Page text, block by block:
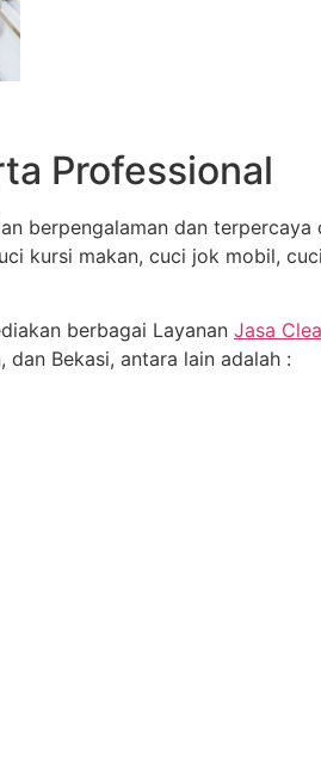
Professional
berpengalaman dan
kursi makan, cuci jok mobil,
berbagai Layanan Jasa
dan Bekasi, antara lain adalah :